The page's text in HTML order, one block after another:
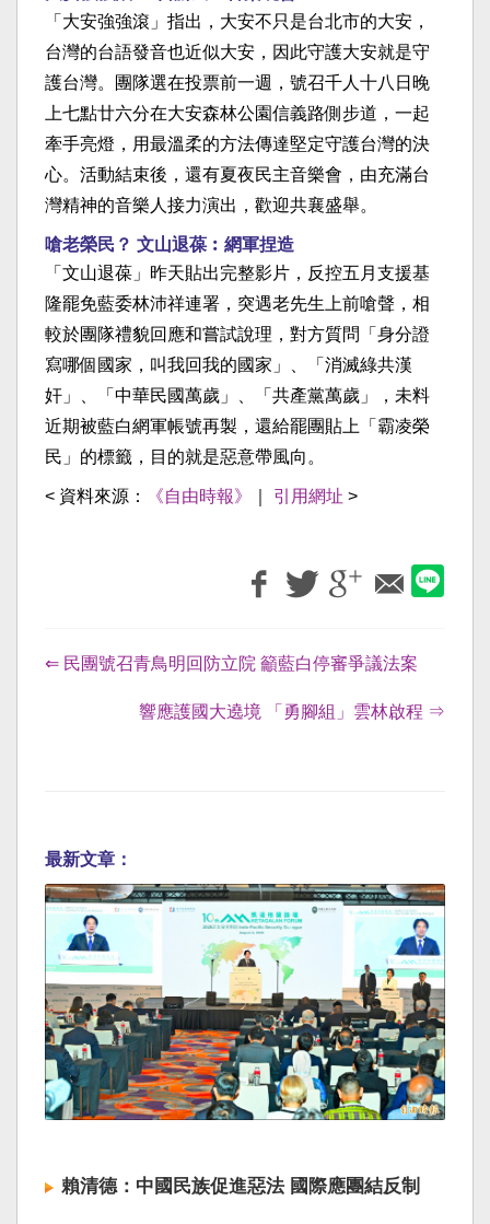
「大安強強滾」指出，大安不只是台北市的大安，
台灣的台語發音也近似大安，因此守護大安就是守
護台灣。團隊選在投票前一週，號召千人十八日晚
上七點廿六分在大安森林公園信義路側步道，一起
牽手亮燈，用最溫柔的方法傳達堅定守護台灣的決
心。活動結束後，還有夏夜民主音樂會，由充滿台
灣精神的音樂人接力演出，歡迎共襄盛舉。
嗆老榮民？ 文山退葆︰網軍捏造
「文山退葆」昨天貼出完整影片，反控五月支援基
隆罷免藍委林沛祥連署，突遇老先生上前嗆聲，相
較於團隊禮貌回應和嘗試說理，對方質問「身分證
寫哪個國家，叫我回我的國家」、「消滅綠共漢
奸」、「中華民國萬歲」、「共產黨萬歲」，未料
近期被藍白網軍帳號再製，還給罷團貼上「霸凌榮
民」的標籤，目的就是惡意帶風向。
< 資料來源： 《自由時報》 引用網址 >
⇐ 民團號召青鳥明回防立院 籲藍白停審爭議法案
響應護國大遶境 「勇腳組」雲林啟程 ⇒
最新文章：
賴清德：中國民族促進惡法 國際應團結反制